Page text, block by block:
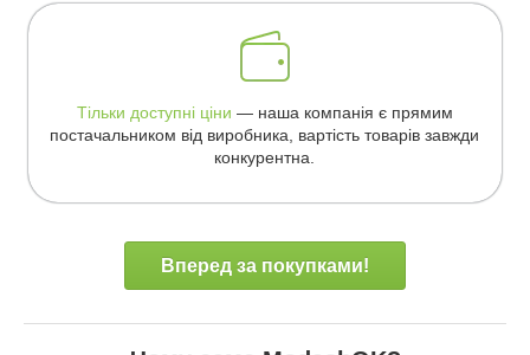
Тільки доступні ціни — наша компанія є прямим
постачальником від виробника, вартість товарів завжди
конкурентна.
Вперед за покупками!